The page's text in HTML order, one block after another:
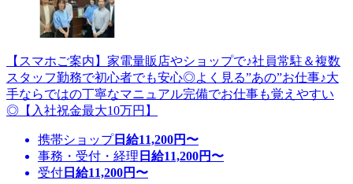
【スマホご案内】家電量販店やショップで♪社員常駐＆複数
スタッフ勤務で初心者でも安心◎よく見る”あの”お仕事♪大
手ならではの丁寧なマニュアル完備でお仕事も覚えやすい
◎【入社祝金最大10万円】
携帯ショップ日給11,200円〜
事務・受付・経理 日給11,200円〜
受付 日給11,200円〜